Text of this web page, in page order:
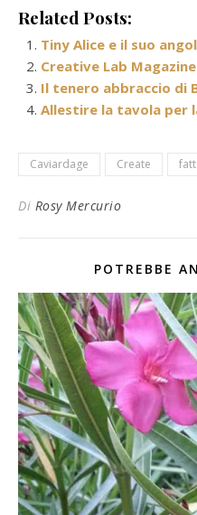
Related Posts:
Tiny Alice e il suo
Creative Lab
Il tenero abbraccio di
Allestire la tavola per
Caviardage Create
Di Rosy Mercurio
POTREBBE